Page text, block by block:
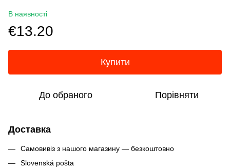
В наявності
€13.20
Купити
До обраного Порівняти
Доставка
Самовивіз з нашого магазину — безкоштовно
Slovenská pošta